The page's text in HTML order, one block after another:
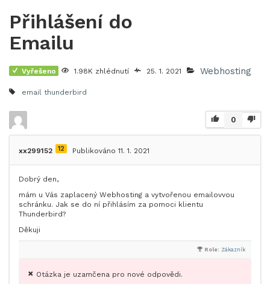
Přihlášení do
Emailu
Vyřešeno 1.98K zhlédnutí 25. 1. 2021 Webhosting
email thunderbird
0
xx299152 12 Publikováno 11. 1. 2021
Dobrý den,
mám u Vás zaplacený Webhosting a vytvořenou emailovvou
schránku. Jak se do ní přihlásím za pomoci klientu
Thunderbird?
Děkuji
Role: Zákazník
Otázka je uzamčena pro nové odpovědi.